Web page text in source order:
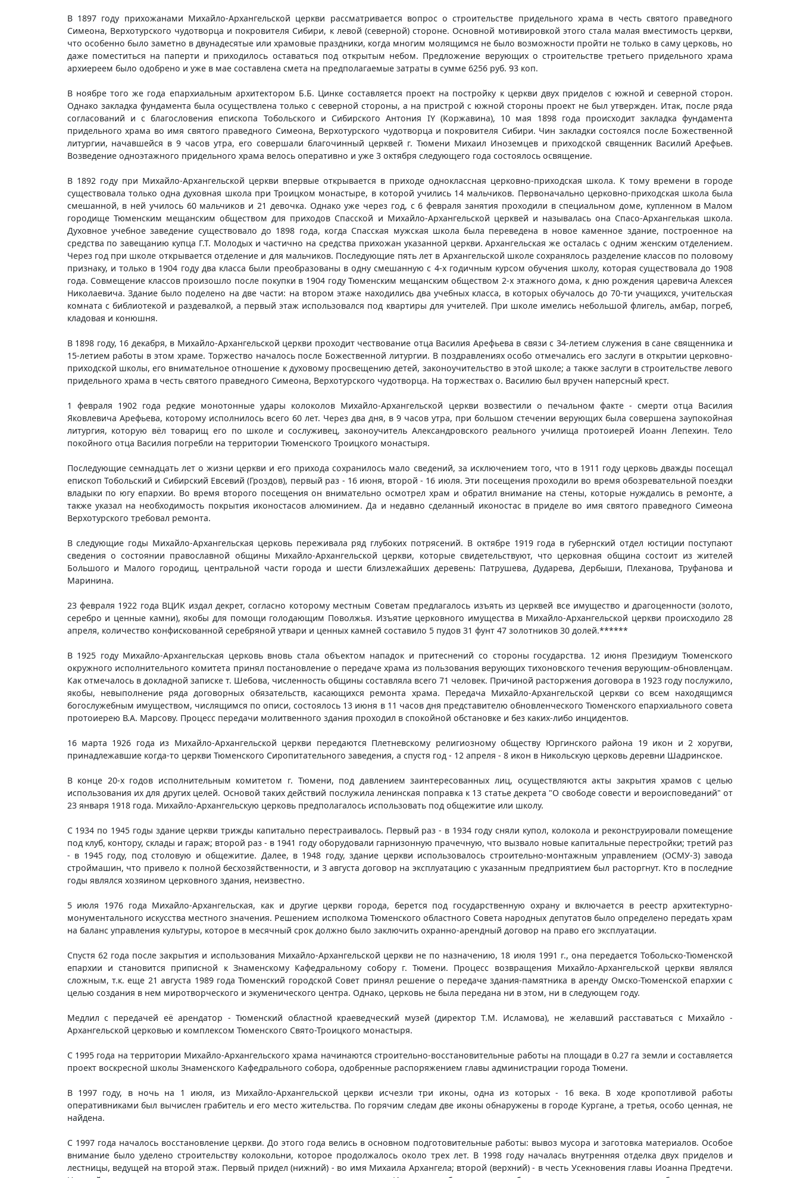
В 1897 году прихожанами Михайло-Архангельской церкви рассматривается вопрос о строительстве придельного храма в честь святого праведного
Симеона, Верхотурского чудотворца и покровителя Сибири, к левой (северной) стороне. Основной мотивировкой этого стала малая вместимость церкви,
что особенно было заметно в двунадесятые или храмовые праздники, когда многим молящимся не было возможности пройти не только в саму церковь, но
даже поместиться на паперти и приходилось оставаться под открытым небом. Предложение верующих о строительстве третьего придельного храма
архиереем было одобрено и уже в мае составлена смета на предполагаемые затраты в сумме 6256 руб. 93 коп.
В ноябре того же года епархиальным архитектором Б.Б. Цинке составляется проект на постройку к церкви двух приделов с южной и северной сторон.
Однако закладка фундамента была осуществлена только с северной стороны, а на пристрой с южной стороны проект не был утвержден. Итак, после ряда
согласований и с благословения епископа Тобольского и Сибирского Антония IY (Коржавина), 10 мая 1898 года происходит закладка фундамента
придельного храма во имя святого праведного Симеона, Верхотурского чудотворца и покровителя Сибири. Чин закладки состоялся после Божественной
литургии, начавшейся в 9 часов утра, его совершали благочинный церквей г. Тюмени Михаил Иноземцев и приходской священник Василий Арефьев.
Возведение одноэтажного придельного храма велось оперативно и уже 3 октября следующего года состоялось освящение.
В 1892 году при Михайло-Архангельской церкви впервые открывается в приходе одноклассная церковно-приходская школа. К тому времени в городе
существовала только одна духовная школа при Троицком монастыре, в которой учились 14 мальчиков. Первоначально церковно-приходская школа была
смешанной, в ней училось 60 мальчиков и 21 девочка. Однако уже через год, с 6 февраля занятия проходили в специальном доме, купленном в Малом
городище Тюменским мещанским обществом для приходов Спасской и Михайло-Архангельской церквей и называлась она Спасо-Архангелькая школа.
Духовное учебное заведение существовало до 1898 года, когда Спасская мужская школа была переведена в новое каменное здание, построенное на
средства по завещанию купца Г.Т. Молодых и частично на средства прихожан указанной церкви. Архангельская же осталась с одним женским отделением.
Через год при школе открывается отделение и для мальчиков. Последующие пять лет в Архангельской школе сохранялось разделение классов по половому
признаку, и только в 1904 году два класса были преобразованы в одну смешанную с 4-х годичным курсом обучения школу, которая существовала до 1908
года. Совмещение классов произошло после покупки в 1904 году Тюменским мещанским обществом 2-х этажного дома, к дню рождения царевича Алексея
Николаевича. Здание было поделено на две части: на втором этаже находились два учебных класса, в которых обучалось до 70-ти учащихся, учительская
комната с библиотекой и раздевалкой, а первый этаж использовался под квартиры для учителей. При школе имелись небольшой флигель, амбар, погреб,
кладовая и конюшня.
В 1898 году, 16 декабря, в Михайло-Архангельской церкви проходит чествование отца Василия Арефьева в связи с 34-летием служения в сане священника и
15-летием работы в этом храме. Торжество началось после Божественной литургии. В поздравлениях особо отмечались его заслуги в открытии церковно-
приходской школы, его внимательное отношение к духовому просвещению детей, законоучительство в этой школе; а также заслуги в строительстве левого
придельного храма в честь святого праведного Симеона, Верхотурского чудотворца. На торжествах о. Василию был вручен наперсный крест.
1 февраля 1902 года редкие монотонные удары колоколов Михайло-Архангельской церкви возвестили о печальном факте - смерти отца Василия
Яковлевича Арефьева, которому исполнилось всего 60 лет. Через два дня, в 9 часов утра, при большом стечении верующих была совершена заупокойная
литургия, которую вёл товарищ его по школе и сослуживец, законоучитель Александровского реального училища протоиерей Иоанн Лепехин. Тело
покойного отца Василия погребли на территории Тюменского Троицкого монастыря.
Последующие семнадцать лет о жизни церкви и его прихода сохранилось мало сведений, за исключением того, что в 1911 году церковь дважды посещал
епископ Тобольский и Сибирский Евсевий (Гроздов), первый раз - 16 июня, второй - 16 июля. Эти посещения проходили во время обозревательной поездки
владыки по югу епархии. Во время второго посещения он внимательно осмотрел храм и обратил внимание на стены, которые нуждались в ремонте, а
также указал на необходимость покрытия иконостасов алюминием. Да и недавно сделанный иконостас в приделе во имя святого праведного Симеона
Верхотурского требовал ремонта.
В следующие годы Михайло-Архангельская церковь переживала ряд глубоких потрясений. В октябре 1919 года в губернский отдел юстиции поступают
сведения о состоянии православной общины Михайло-Архангельской церкви, которые свидетельствуют, что церковная община состоит из жителей
Большого и Малого городищ, центральной части города и шести близлежайших деревень: Патрушева, Дударева, Дербыши, Плеханова, Труфанова и
Маринина.
23 февраля 1922 года ВЦИК издал декрет, согласно которому местным Советам предлагалось изъять из церквей все имущество и драгоценности (золото,
серебро и ценные камни), якобы для помощи голодающим Поволжья. Изъятие церковного имущества в Михайло-Архангельской церкви происходило 28
апреля, количество конфискованной серебряной утвари и ценных камней составило 5 пудов 31 фунт 47 золотников 30 долей.******
В 1925 году Михайло-Архангельская церковь вновь стала объектом нападок и притеснений со стороны государства. 12 июня Президиум Тюменского
окружного исполнительного комитета принял постановление о передаче храма из пользования верующих тихоновского течения верующим-обновленцам.
Как отмечалось в докладной записке т. Шебова, численность общины составляла всего 71 человек. Причиной расторжения договора в 1923 году послужило,
якобы, невыполнение ряда договорных обязательств, касающихся ремонта храма. Передача Михайло-Архангельской церкви со всем находящимся
богослужебным имуществом, числящимся по описи, состоялось 13 июня в 11 часов дня представителю обновленческого Тюменского епархиального совета
протоиерею В.А. Марсову. Процесс передачи молитвенного здания проходил в спокойной обстановке и без каких-либо инцидентов.
16 марта 1926 года из Михайло-Архангельской церкви передаются Плетневскому религиозному обществу Юргинского района 19 икон и 2 хоругви,
принадлежавшие когда-то церкви Тюменского Сиропитательного заведения, а спустя год - 12 апреля - 8 икон в Никольскую церковь деревни Шадринское.
В конце 20-х годов исполнительным комитетом г. Тюмени, под давлением заинтересованных лиц, осуществляются акты закрытия храмов с целью
использования их для других целей. Основой таких действий послужила ленинская поправка к 13 статье декрета "О свободе совести и вероисповеданий" от
23 января 1918 года. Михайло-Архангельскую церковь предполагалось использовать под общежитие или школу.
С 1934 по 1945 годы здание церкви трижды капитально перестраивалось. Первый раз - в 1934 году сняли купол, колокола и реконструировали помещение
под клуб, контору, склады и гараж; второй раз - в 1941 году оборудовали гарнизонную прачечную, что вызвало новые капитальные перестройки; третий раз
- в 1945 году, под столовую и общежитие. Далее, в 1948 году, здание церкви использовалось строительно-монтажным управлением (ОСМУ-3) завода
строймашин, что привело к полной бесхозяйственности, и 3 августа договор на эксплуатацию с указанным предприятием был расторгнут. Кто в последние
годы являлся хозяином церковного здания, неизвестно.
5 июля 1976 года Михайло-Архангельская, как и другие церкви города, берется под государственную охрану и включается в реестр архитектурно-
монументального искусства местного значения. Решением исполкома Тюменского областного Совета народных депутатов было определено передать храм
на баланс управления культуры, которое в месячный срок должно было заключить охранно-арендный договор на право его эксплуатации.
Спустя 62 года после закрытия и использования Михайло-Архангельской церкви не по назначению, 18 июля 1991 г., она передается Тобольско-Тюменской
епархии и становится приписной к Знаменскому Кафедральному собору г. Тюмени. Процесс возвращения Михайло-Архангельской церкви являлся
сложным, т.к. еще 21 августа 1989 года Тюменский городской Совет принял решение о передаче здания-памятника в аренду Омско-Тюменской епархии с
целью создания в нем миротворческого и экуменического центра. Однако, церковь не была передана ни в этом, ни в следующем году.
Медлил с передачей её арендатор - Тюменский областной краеведческий музей (директор Т.М. Исламова), не желавший расставаться с Михайло -
Архангельской церковью и комплексом Тюменского Свято-Троицкого монастыря.
С 1995 года на территории Михайло-Архангельского храма начинаются строительно-восстановительные работы на площади в 0.27 га земли и составляется
проект воскресной школы Знаменского Кафедрального собора, одобренные распоряжением главы администрации города Тюмени.
В 1997 году, в ночь на 1 июля, из Михайло-Архангельской церкви исчезли три иконы, одна из которых - 16 века. В ходе кропотливой работы
оперативниками был вычислен грабитель и его место жительства. По горячим следам две иконы обнаружены в городе Кургане, а третья, особо ценная, не
найдена.
С 1997 года началось восстановление церкви. До этого года велись в основном подготовительные работы: вывоз мусора и заготовка материалов. Особое
внимание было уделено строительству колокольни, которое продолжалось около трех лет. В 1998 году началась внутренняя отделка двух приделов и
лестницы, ведущей на второй этаж. Первый придел (нижний) - во имя Михаила Архангела; второй (верхний) - в честь Усекновения главы Иоанна Предтечи.